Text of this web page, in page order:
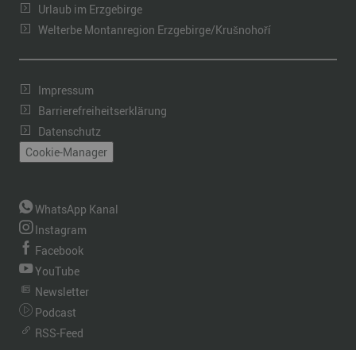
Urlaub im Erzgebirge
Welterbe Montanregion Erzgebirge/Krušnohoří
Impressum
Barrierefreiheitserklärung
Datenschutz
Cookie-Manager
WhatsApp Kanal
Instagram
Facebook
YouTube
Newsletter
Podcast
RSS-Feed